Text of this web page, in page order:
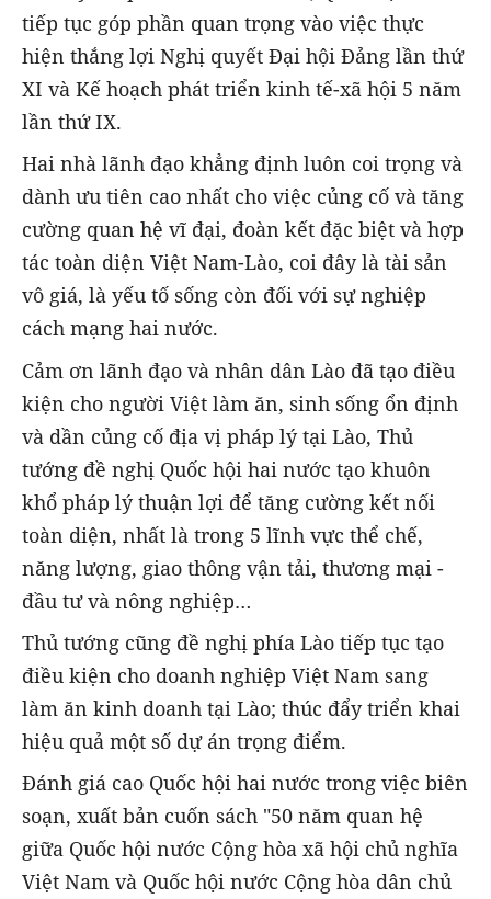
tiếp tục góp phần quan trọng vào việc thực
hiện thắng lợi Nghị quyết Đại hội Đảng lần thứ
XI và Kế hoạch phát triển kinh tế-xã hội 5 năm
lần thứ IX.
Hai nhà lãnh đạo khẳng định luôn coi trọng và
dành ưu tiên cao nhất cho việc củng cố và tăng
cường quan hệ vĩ đại, đoàn kết đặc biệt và hợp
tác toàn diện Việt Nam-Lào, coi đây là tài sản
vô giá, là yếu tố sống còn đối với sự nghiệp
cách mạng hai nước.
Cảm ơn lãnh đạo và nhân dân Lào đã tạo điều
kiện cho người Việt làm ăn, sinh sống ổn định
và dần củng cố địa vị pháp lý tại Lào, Thủ
tướng đề nghị Quốc hội hai nước tạo khuôn
khổ pháp lý thuận lợi để tăng cường kết nối
toàn diện, nhất là trong 5 lĩnh vực thể chế,
năng lượng, giao thông vận tải, thương mại -
đầu tư và nông nghiệp…
Thủ tướng cũng đề nghị phía Lào tiếp tục tạo
điều kiện cho doanh nghiệp Việt Nam sang
làm ăn kinh doanh tại Lào; thúc đẩy triển khai
hiệu quả một số dự án trọng điểm.
Đánh giá cao Quốc hội hai nước trong việc biên
soạn, xuất bản cuốn sách "50 năm quan hệ
giữa Quốc hội nước Cộng hòa xã hội chủ nghĩa
Việt Nam và Quốc hội nước Cộng hòa dân chủ